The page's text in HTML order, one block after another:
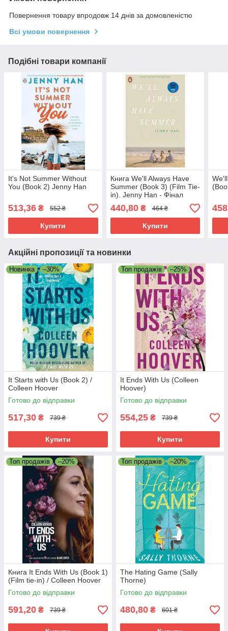
Повернення товару впродовж 14 днів за домовленістю
Всі умови повернення
Подібні товари компанії
It's Not Summer Without
You (Book 2) Jenny Han
513,36 ₴ 552 ₴
Купити
Книга We'll Always Have
Summer (Book 3) (Film Tie-
in). Jenny Han - Фінал
культової трилогії
440,80₴ 464 ₴
Купити
Акційні пропозиції та новинки
Новинка –30%
It Starts with Us (Book 2) /
Colleen Hoover
Готово до відправки
517,30 ₴ 739 ₴
Купити
Топ продажів –25%
It Ends With Us (Colleen
Hoover)
Готово до відправки
554,25 ₴ 739 ₴
Купити
Топ продажів –20%
Книга It Ends With Us (Book 1)
(Film tie-in) / Colleen Hoover
Готово до відправки
591,20 ₴ 739 ₴
Топ продажів –20%
The Hating Game (Sally
Thorne)
Готово до відправки
480,80 ₴ 601 ₴